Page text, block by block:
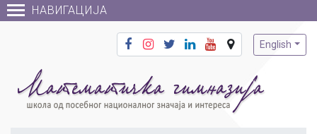
НАВИГАЦИЈА
English